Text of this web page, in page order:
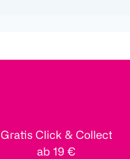
Gratis Click & Collect
ab 19 €